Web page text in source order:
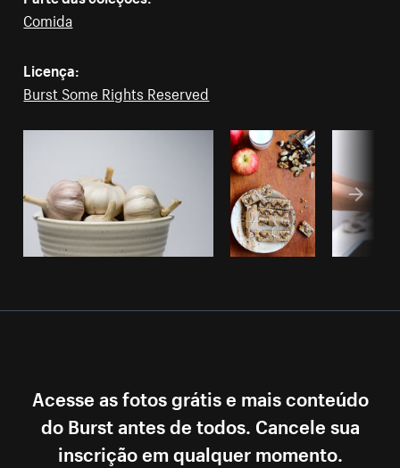
Comida
Licença:
Burst Some Rights Reserved
Acesse as fotos grátis e mais conteúdo
do Burst antes de todos. Cancele sua
inscrição em qualquer momento.